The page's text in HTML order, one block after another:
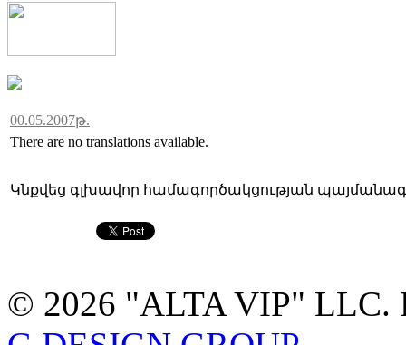
00.05.2007թ.
There are no translations available.
Կնքվեց գլխավոր համագործակցության
© 2026 "ALTA VIP" LLC.